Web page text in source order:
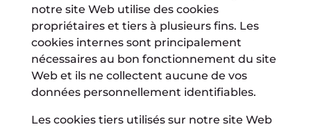
notre site Web utilise des cookies
propriétaires et tiers à plusieurs fins. Les
cookies internes sont principalement
nécessaires au bon fonctionnement du site
Web et ils ne collectent aucune de vos
données personnellement identifiables.
Les cookies tiers utilisés sur notre site Web